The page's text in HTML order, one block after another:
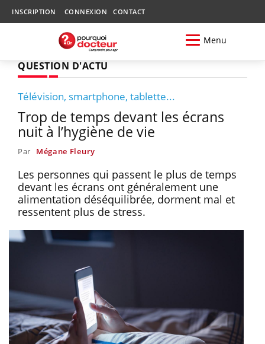
INSCRIPTION CONNEXION CONTACT
Menu
QUESTION D'ACTU
Télévision, smartphone, tablette...
Trop de temps devant les écrans
nuit à l’hygiène de vie
Par Mégane Fleury
Les personnes qui passent le plus de temps
devant les écrans ont généralement une
alimentation déséquilibrée, dorment mal et
ressentent plus de stress.